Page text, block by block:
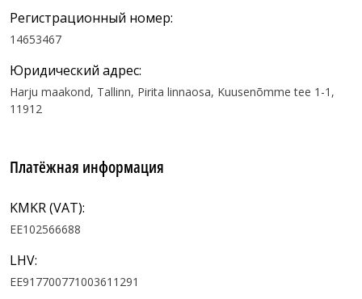
Регистрационный номер:
14653467
Юридический адрес:
Harju maakond, Tallinn, Pirita linnaosa, Kuusenõmme tee 1-1,
11912
Платёжная информация
KMKR (VAT):
EE102566688
LHV:
EE917700771003611291